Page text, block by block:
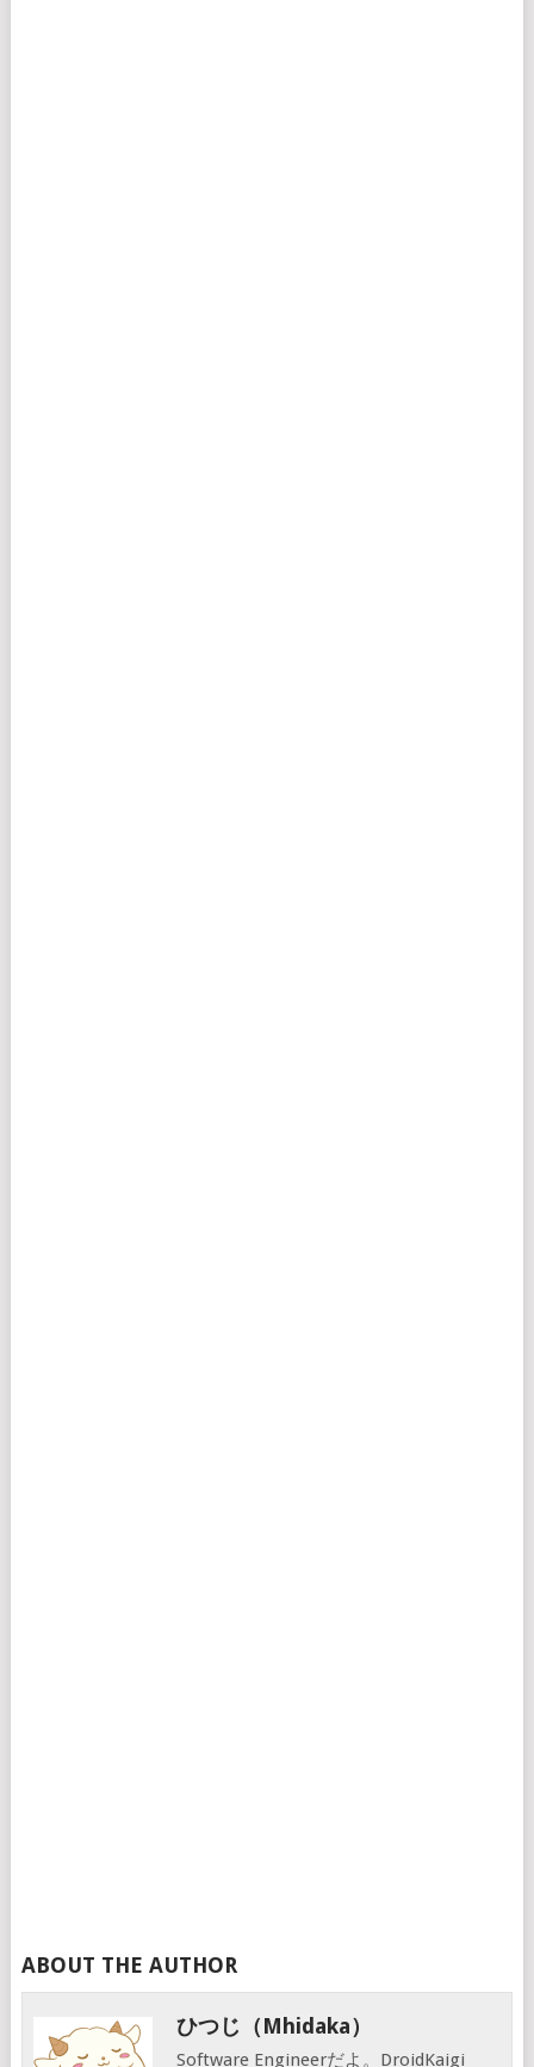
ABOUT THE AUTHOR
ひつじ（mhidaka）
Software Engineerだよ。DroidKaigi